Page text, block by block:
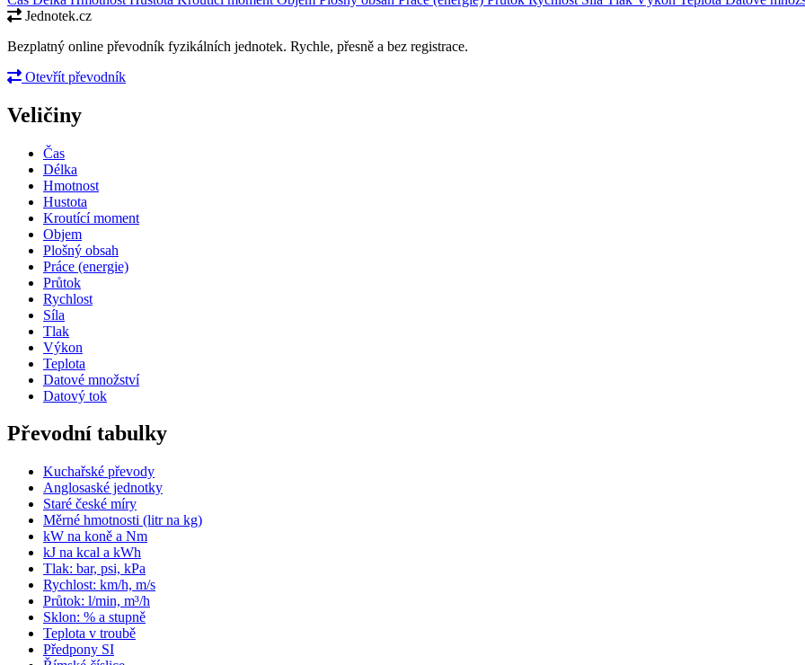
Jednotek.cz
Bezplatný online převodník fyzikálních jednotek. Rychle, přesně a bez registrace.
Otevřít převodník
Veličiny
Čas
Délka
Hmotnost
Hustota
Kroutící moment
Objem
Plošný obsah
Práce (energie)
Průtok
Rychlost
Síla
Tlak
Výkon
Teplota
Datové množství
Datový tok
Převodní tabulky
Kuchařské převody
Anglosaské jednotky
Staré české míry
Měrné hmotnosti (litr na kg)
kW na koně a Nm
kJ na kcal a kWh
Tlak: bar, psi, kPa
Rychlost: km/h, m/s
Průtok: l/min, m³/h
Sklon: % a stupně
Teplota v troubě
Předpony SI